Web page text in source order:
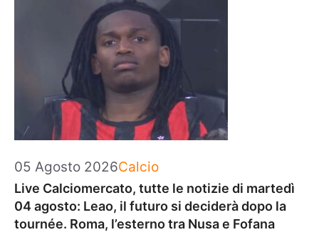
05 Agosto 2026Categorie
Calcio
Live Calciomercato, tutte le notizie di martedì
04 agosto: Leao, il futuro si deciderà dopo la
tournée. Roma, l’esterno tra Nusa e Fofana